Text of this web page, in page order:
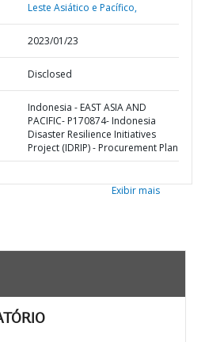
Leste Asiático e Pacífico,
2023/01/23
Disclosed
Indonesia - EAST ASIA AND
PACIFIC- P170874- Indonesia
Disaster Resilience Initiatives
Project (IDRIP) - Procurement Plan
Exibir mais